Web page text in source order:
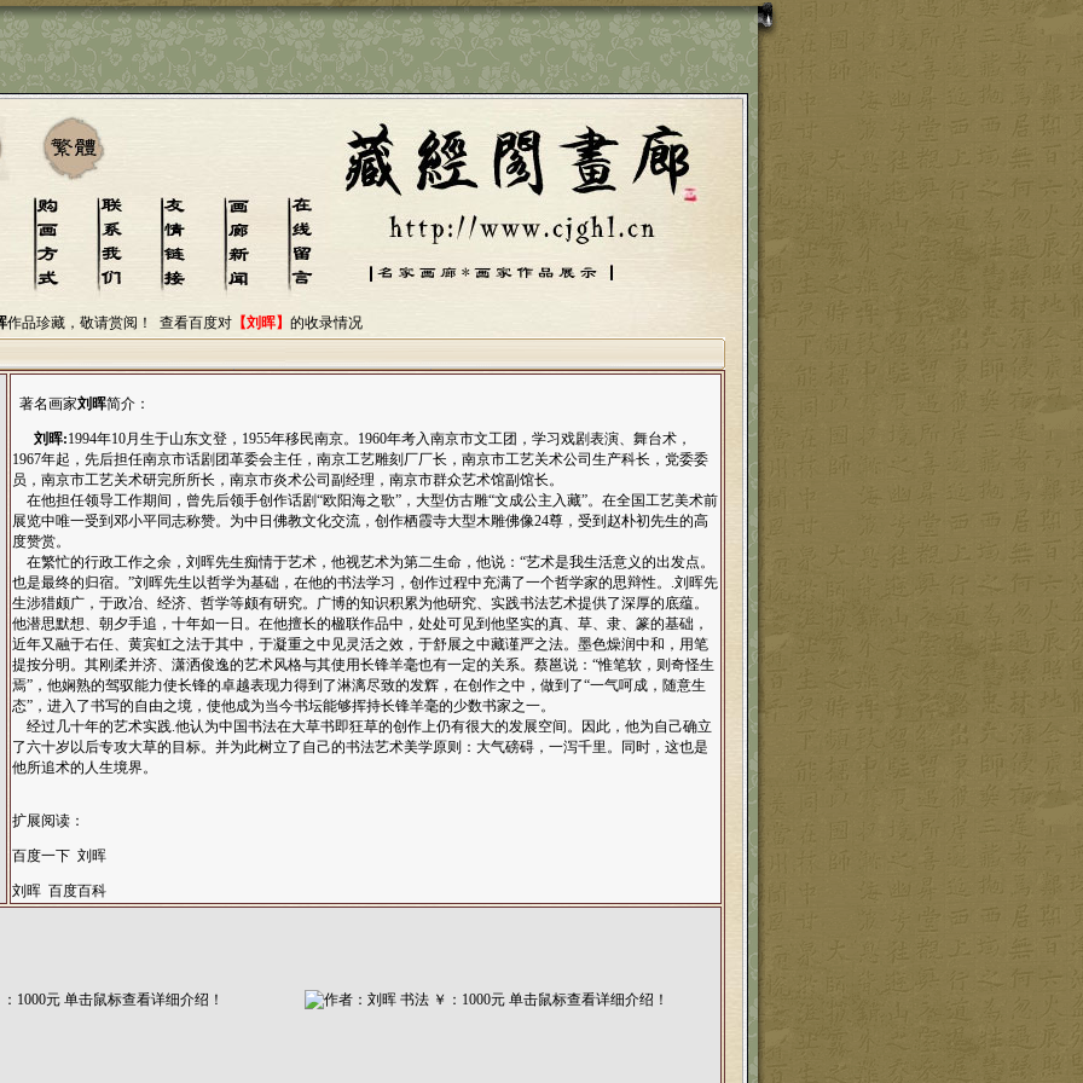
作品珍藏，敬请赏阅！ 查看百度对【刘晖】 的收录情况
著名画家刘晖简介：
刘晖:1994年10月生于山东文登，1955年移民南京。1960年考入南京市文工团，学习戏剧表演、舞台术，
1967年起，先后担任南京市话剧团革委会主任，南京工艺雕刻厂厂长，南京市工艺关术公司生产科长，党委委
员，南京市工艺关术研完所所长，南京市炎术公司副经理，南京市群众艺术馆副馆长。
在他担任领导工作期间，曾先后领手创作话剧“欧阳海之歌”，大型仿古雕“文成公主入藏”。在全国工艺美术前
展览中唯一受到邓小平同志称赞。为中日佛教文化交流，创作栖霞寺大型木雕佛像24尊，受到赵朴初先生的高
度赞赏。
在繁忙的行政工作之余，刘晖先生痴情于艺术，他视艺术为第二生命，他说：“艺术是我生活意义的出发点。
也是最终的归宿。”刘晖先生以哲学为基础，在他的书法学习，创作过程中充满了一个哲学家的思辩性。.刘晖先
生涉猎颇广，于政冶、经济、哲学等颇有研究。广博的知识积累为他研究、实践书法艺术提供了深厚的底蕴。
他潜思默想、朝夕手追，十年如一日。在他擅长的楹联作品中，处处可见到他坚实的真、草、隶、篆的基础，
近年又融于右任、黄宾虹之法于其中，于凝重之中见灵活之效，于舒展之中藏谨严之法。墨色燥润中和，用笔
提按分明。其刚柔并济、潇洒俊逸的艺术风格与其使用长锋羊毫也有一定的关系。蔡邕说：“惟笔软，则奇怪生
焉”，他娴熟的驾驭能力使长锋的卓越表现力得到了淋漓尽致的发辉，在创作之中，做到了“一气呵成，随意生
态”，进入了书写的自由之境，使他成为当今书坛能够挥持长锋羊毫的少数书家之一。
经过几十年的艺术实践.他认为中国书法在大草书即狂草的创作上仍有很大的发展空间。因此，他为自己确立
了六十岁以后专攻大草的目标。并为此树立了自己的书法艺术美学原则：大气磅碍，一泻千里。同时，这也是
他所追术的人生境界。
扩展阅读：
百度一下 刘晖
刘晖 百度百科